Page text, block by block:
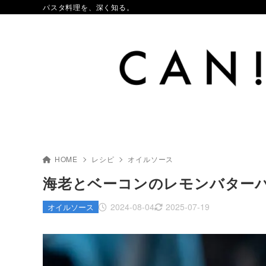
パスタ料理を、深く知る。
HOME レシピ オイルソース
海老とベーコンのレモンバター
2024-08-04 2025-07-19
オイルソース